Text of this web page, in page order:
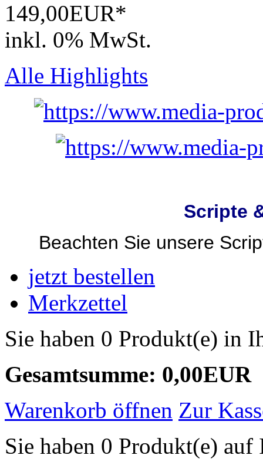
149,00EUR*
inkl. 0% MwSt.
Alle Highlights
Scripte
Beachten Sie unsere
jetzt bestellen
Merkzettel
Sie haben 0 Produkt(e) in
Gesamtsumme: 0,00EUR
Warenkorb öffnen Zur
Sie haben 0 Produkt(e)